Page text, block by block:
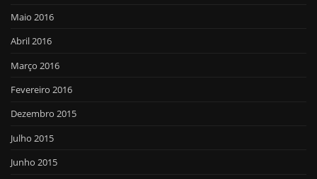
Maio 2016
Abril 2016
Março 2016
Fevereiro 2016
Dezembro 2015
Julho 2015
Junho 2015